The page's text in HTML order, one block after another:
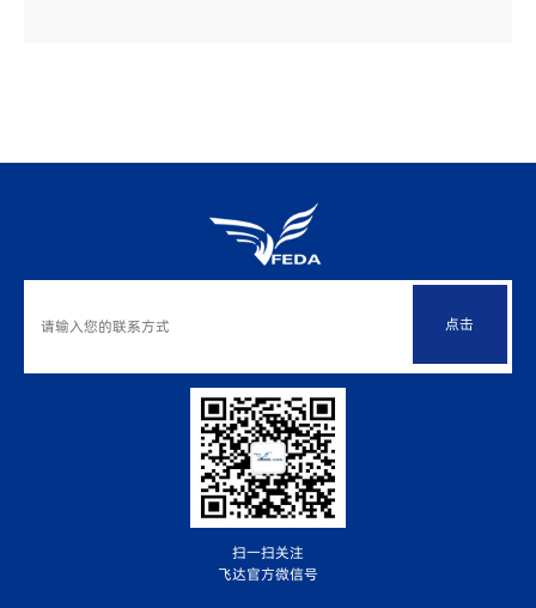
点击
扫一扫关注
飞达官方微信号